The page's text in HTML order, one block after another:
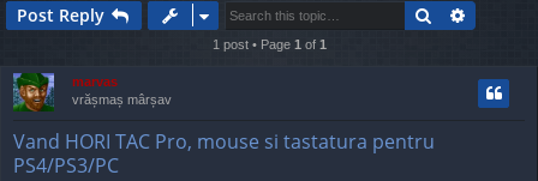
Post Reply Search
1 post • Page 1 of 1
marvas
vrășmaș mârșav
Vand HORI TAC Pro, mouse si tastatura pentru
PS4/PS3/PC